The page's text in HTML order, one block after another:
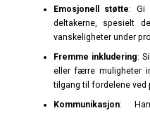
Emosjonell støtte: Gi
deltakerne, spesielt
vanskeligheter under
Fremme inkludering:
eller færre muligheter
tilgang til fordelene ved
Kommunikasjon: